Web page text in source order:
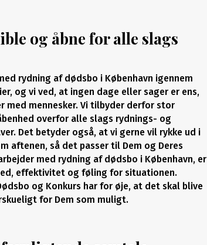
og åbne for alle slags
rydning af dødsbo i København igennem
og vi ved, at ingen dage eller sager er ens,
med mennesker. Vi tilbyder derfor stor
overfor alle slags rydnings- og
Det betyder også, at vi gerne vil rykke ud i
aftenen, så det passer til Dem og Deres
med rydning af dødsbo i København, er
effektivitet og føling for situationen.
og Konkurs har for øje, at det skal blive
for Dem som muligt.